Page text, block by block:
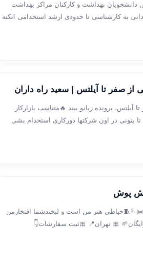
دانشجویان بهداشت و کارکنان مراکز بهداشت
به کارشناسی تا حدودی ارشد استخدامی ❕نکته
نکته ❕دستورالعمل ها و بوکلت ورود […]
از صفر تا آیلتس | سعید راه داران
پرونده زبانو ببند 🔥متناسب بازارکار
بتونی در اون شرکتها دورکاری استخدام بشی
[…]
پوش
🎀 مائده مختارزاده ،طراح لباس 🎀 ✂️🪡🧵خیاطی هنر من است و لبخندشما افتخارمن
🎀 تهران📍 🎀ثبت سفارشات👇
https://rubika.ir/